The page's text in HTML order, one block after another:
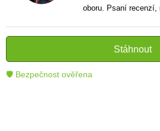
oboru. Psaní recenzí,
pomáhají čtenářům
moderní technologie.
Stáhnout
🛡 Bezpečnost ověřena